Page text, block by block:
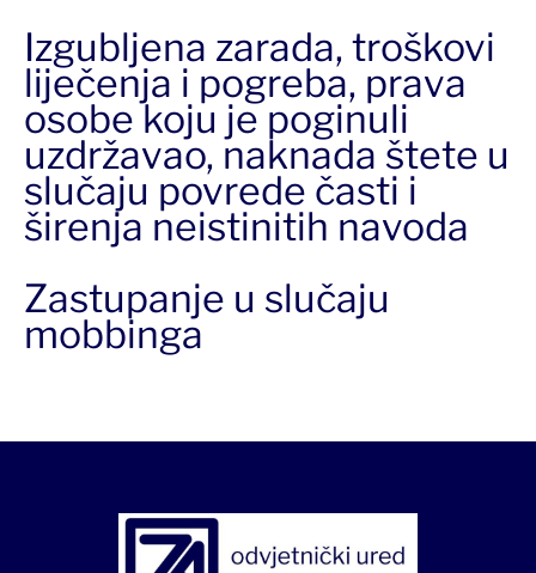
Izgubljena zarada, troškovi
liječenja i pogreba, prava
osobe koju je poginuli
uzdržavao, naknada štete u
slučaju povrede časti i
širenja neistinitih navoda
Zastupanje u slučaju
mobbinga